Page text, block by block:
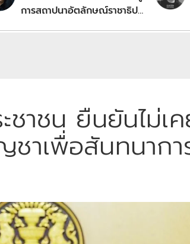
การสถาปนาอัตลักษณ์ราชาธิป
ชาชน ยืนยันไม่เ
าเพื่อสันทนากา